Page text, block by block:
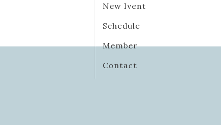
New Ivent
Schedule
Member
Contact